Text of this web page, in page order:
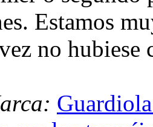
Estamos
no hubiese